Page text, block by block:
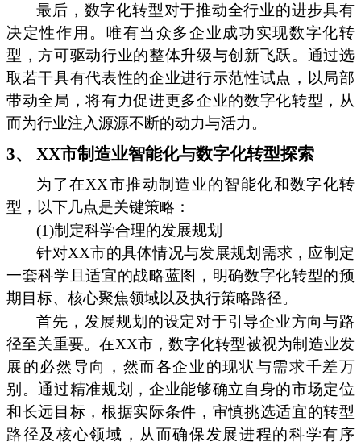
最后，数字化转型对于推动全行业的进步具有
决定性作用。唯有当众多企业成功实现数字化转
型，方可驱动行业的整体升级与创新飞跃。通过选
取若干具有代表性的企业进行示范性试点，以局部
带动全局，将有力促进更多企业的数字化转型，从
而为行业注入源源不断的动力与活力。
3、 XX市制造业智能化与数字化转型探索
为了在XX市推动制造业的智能化和数字化转
型，以下几点是关键策略：
(1)制定科学合理的发展规划
针对XX市的具体情况与发展规划需求，应制定
一套科学且适宜的战略蓝图，明确数字化转型的预
期目标、核心聚焦领域以及执行策略路径。
首先，发展规划的设定对于引导企业方向与路
径至关重要。在XX市，数字化转型被视为制造业发
展的必然导向，然而各企业的现状与需求千差万
别。通过精准规划，企业能够确立自身的市场定位
和长远目标，根据实际条件，审慎挑选适宜的转型
路径及核心领域，从而确保发展进程的科学有序